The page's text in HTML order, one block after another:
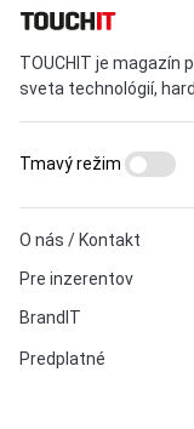
TOUCHIT je magazín
sveta technológií,
O nás / Kontakt
Pre inzerentov
BrandIT
Predplatné
Tmavý režim